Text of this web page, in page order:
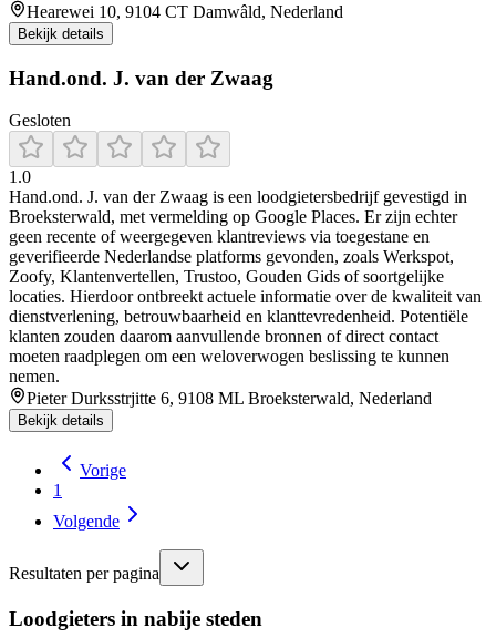
Hearewei 10, 9104 CT Damwâld, Nederland
Bekijk details
Hand.ond. J. van der Zwaag
Gesloten
1.0
Hand.ond. J. van der Zwaag is een loodgietersbedrijf gevestigd in
Broeksterwald, met vermelding op Google Places. Er zijn echter
geen recente of weergegeven klantreviews via toegestane en
geverifieerde Nederlandse platforms gevonden, zoals Werkspot,
Zoofy, Klantenvertellen, Trustoo, Gouden Gids of soortgelijke
locaties. Hierdoor ontbreekt actuele informatie over de kwaliteit van
dienstverlening, betrouwbaarheid en klanttevredenheid. Potentiële
klanten zouden daarom aanvullende bronnen of direct contact
moeten raadplegen om een weloverwogen beslissing te kunnen
nemen.
Pieter Durksstrjitte 6, 9108 ML Broeksterwald, Nederland
Bekijk details
Vorige
1
Volgende
Resultaten per pagina
Loodgieters in nabije steden